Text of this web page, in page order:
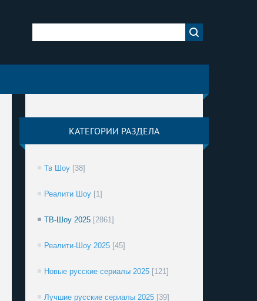
КАТЕГОРИИ РАЗДЕЛА
Тв Шоу [38]
Реалити Шоу [1]
ТВ-Шоу 2025 [2861]
Реалити-Шоу 2025 [45]
Новые русские сериалы 2025 [121]
Лучшие русские сериалы 2025 [39]